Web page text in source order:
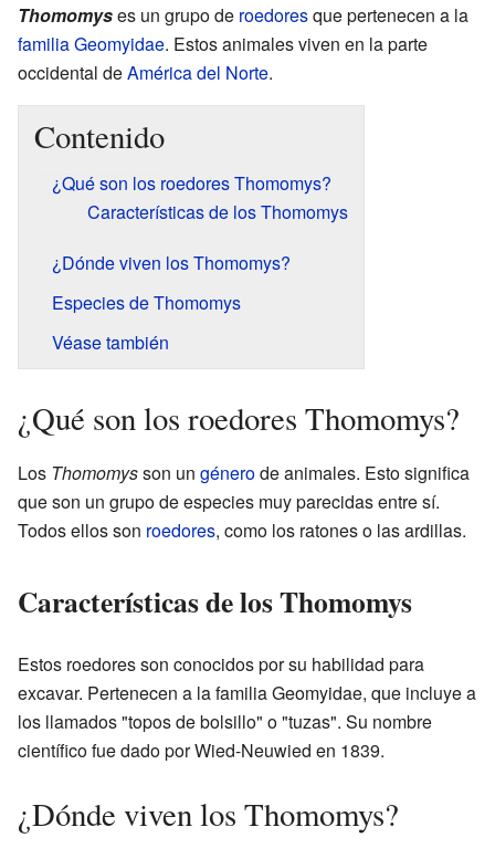
Thomomyses un grupo de roedoresque pertenecen a la
familiaGeomyidae. Estos animales viven en la parte
occidental deAmérica del Norte.
Contenido
¿Qué son los roedores Thomomys?
Características de los Thomomys
¿Dónde viven los Thomomys?
Especies de Thomomys
Véase también
¿Qué son los roedores Thomomys?
Los Thomomysson un génerode animales. Esto significa
que son un grupo de especies muy parecidas entre sí.
Todos ellos son roedores, como los ratones o las ardillas.
Características de los Thomomys
Estos roedores son conocidos por su habilidad para
excavar. Pertenecen a la familia Geomyidae, que incluye a
los llamados "topos de bolsillo" o "tuzas". Su nombre
científico fue dado por Wied-Neuwied en 1839.
¿Dónde viven los Thomomys?